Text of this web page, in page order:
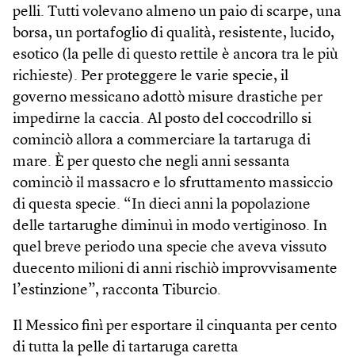
pelli. Tutti volevano almeno un paio di scarpe, una
borsa, un portafoglio di qualità, resistente, lucido,
esotico (la pelle di questo rettile è ancora tra le più
richieste). Per proteggere le varie specie, il
governo messicano adottò misure drastiche per
impedirne la caccia. Al posto del coccodrillo si
cominciò allora a commerciare la tartaruga di
mare. È per questo che negli anni sessanta
cominciò il massacro e lo sfruttamento massiccio
di questa specie. “In dieci anni la popolazione
delle tartarughe diminuì in modo vertiginoso. In
quel breve periodo una specie che aveva vissuto
duecento milioni di anni rischiò improvvisamente
l’estinzione”, racconta Tiburcio.
Il Messico finì per esportare il cinquanta per cento
di tutta la pelle di tartaruga caretta